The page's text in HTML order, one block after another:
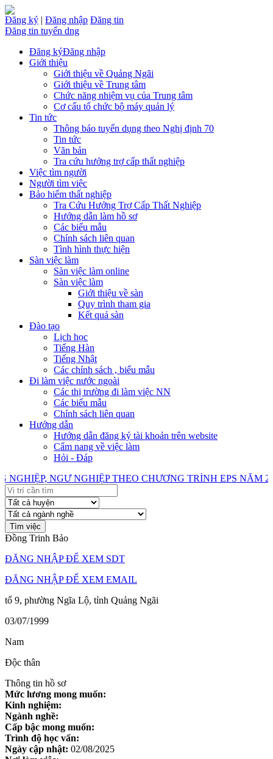
Đăng ký | Đăng nhập Đăng tin
Đăng tin tuyển dng
Đăng kýĐăng nhập
Giới thiệu
Giới thiệu về Quảng Ngãi
Giới thiệu về Trung tâm
Chức năng nhiệm vụ của Trung tâm
Cơ cấu tổ chức bộ máy quản lý
Tin tức
Thông báo tuyển dụng theo Nghị định 70
Tin tức
Văn bản
Tra cứu hưởng trợ cấp thất nghiệp
Việc tìm người
Người tìm việc
Bảo hiểm thất nghiệp
Tra Cứu Hưởng Trợ Cấp Thất Nghiệp
Hướng dẫn làm hồ sơ
Các biểu mẫu
Chính sách liên quan
Tình hình thực hiện
Sàn việc làm
Sàn việc làm online
Sàn việc làm
Giới thiệu về sàn
Quy trình tham gia
Kết quả sàn
Đào tạo
Lịch học
Tiếng Hàn
Tiếng Nhật
Các chính sách , biểu mẫu
Đi làm việc nước ngoài
Các thị trường đi làm việc NN
Các biểu mẫu
Chính sách liên quan
Hướng dẫn
Hướng dẫn đăng ký tài khoản trên website
Cẩm nang về việc làm
Hỏi - Đáp
NGƯ NGHIỆP THEO CHƯƠNG TRÌNH EPS NĂM 2026
Đồng Trinh Bảo
ĐĂNG NHẬP ĐỂ XEM SDT
ĐĂNG NHẬP ĐỂ XEM EMAIL
tổ 9, phường Ngĩa Lộ, tỉnh Quảng Ngãi
03/07/1999
Nam
Độc thân
Thông tin hồ sơ
Mức lương mong muốn:
Kinh nghiệm:
Ngành nghề:
Cấp bậc mong muốn:
Trình độ học vấn:
Ngày cập nhật: 02/08/2025